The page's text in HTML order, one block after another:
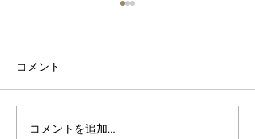
ヘス&あかね夫妻 ２人展
コメント
コメントを追加…